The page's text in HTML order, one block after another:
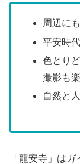
周辺に
平安時
色とり
撮影も
自然と
「龍安寺」は